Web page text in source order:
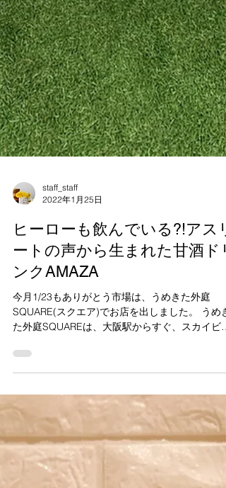
staff_staff
2022年1月25日
ートの声から生まれた甘酒ド
今月1/23もありがとう市場は、うめきた外庭
SQUARE(スクエア)でお店を出しました。 うめき
た外庭SQUAREは、大阪駅からすぐ、スカイビル
の目の前にある芝生の広場です。 今回は雨が降っ
てきたこともあり、早めに店じまいをしました
が、有機野菜の販売や、...